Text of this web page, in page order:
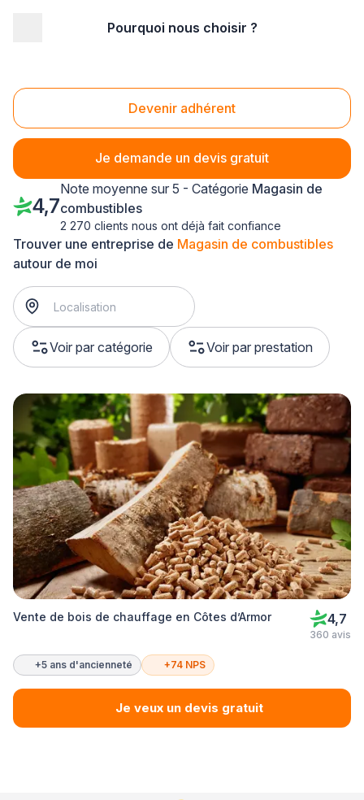
Pourquoi nous choisir ?
Devenir adhérent
Je demande un devis gratuit
Magasin de combustibles Bretagne
Trouver une entreprise de Magasin de combustibles
autour de moi
Voir par catégorie Voir par prestation
4,7
Note moyenne sur 5 - Catégorie Magasin de
combustibles
2 270 clients nous ont déjà fait confiance
Vente de bois de chauffage en Côtes d’Armor 4,7
360 avis
+5 ans d'ancienneté +74 NPS
Je veux un devis gratuit